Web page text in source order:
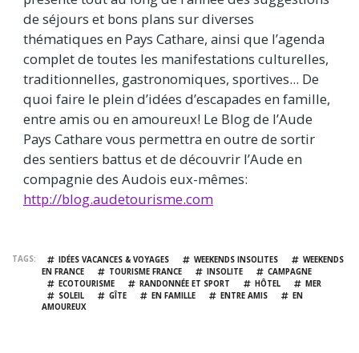
de séjours et bons plans sur diverses
thématiques en Pays Cathare, ainsi que l’agenda
complet de toutes les manifestations culturelles,
traditionnelles, gastronomiques, sportives... De
quoi faire le plein d’idées d’escapades en famille,
entre amis ou en amoureux! Le Blog de l’Aude
Pays Cathare vous permettra en outre de sortir
des sentiers battus et de découvrir l’Aude en
compagnie des Audois eux-mêmes:
http://blog.audetourisme.com
TAGS IDÉES VACANCES & VOYAGES WEEKENDS INSOLITES
WEEKENDS
EN FRANCE
TOURISME FRANCE INSOLITE
CAMPAGNE
ECOTOURISME
RANDONNÉE ET SPORT HÔTEL
MER
SOLEIL
GÎTE EN FAMILLE ENTRE AMIS
EN
AMOUREUX